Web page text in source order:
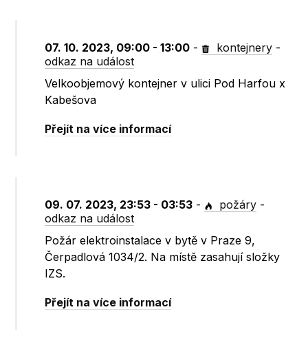
07. 10. 2023, 09:00 - 13:00 - kontejnery -
odkaz na událost
Velkoobjemový kontejner v ulici Pod Harfou x
Kabešova
Přejít na více informací
09. 07. 2023, 23:53 - 03:53 - požáry -
odkaz na událost
Požár elektroinstalace v bytě v Praze 9,
Čerpadlová 1034/2. Na místě zasahují složky
IZS.
Přejít na více informací